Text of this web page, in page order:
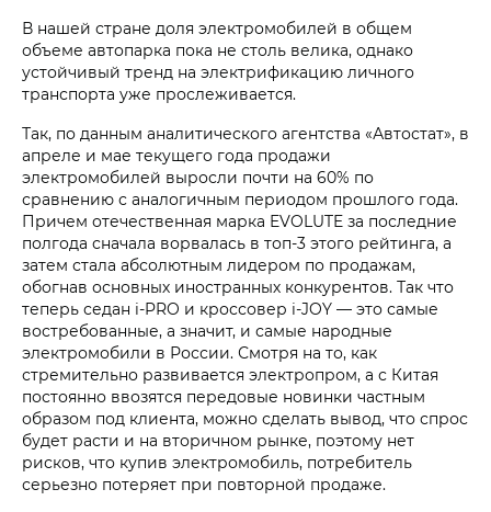
В нашей стране доля электромобилей в общем
объеме автопарка пока не столь велика, однако
устойчивый тренд на электрификацию личного
транспорта уже прослеживается.
Так, по данным аналитического агентства «Автостат», в
апреле и мае текущего года продажи
электромобилей выросли почти на 60% по
сравнению с аналогичным периодом прошлого года.
Причем отечественная марка EVOLUTE за последние
полгода сначала ворвалась в топ-3 этого рейтинга, а
затем стала абсолютным лидером по продажам,
обогнав основных иностранных конкурентов. Так что
теперь седан i‑PRO и кроссовер i‑JOY — это самые
востребованные, а значит, и самые народные
электромобили в России. Смотря на то, как
стремительно развивается электропром, а с Китая
постоянно ввозятся передовые новинки частным
образом под клиента, можно сделать вывод, что спрос
будет расти и на вторичном рынке, поэтому нет
рисков, что купив электромобиль, потребитель
серьезно потеряет при повторной продаже.